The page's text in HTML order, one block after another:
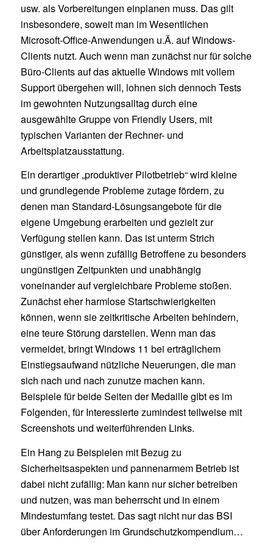
usw. als Vorbereitungen einplanen muss. Das gilt
insbesondere, soweit man im Wesentlichen
Microsoft-Office-Anwendungen u.Ä. auf Windows-
Clients nutzt. Auch wenn man zunächst nur für solche
Büro-Clients auf das aktuelle Windows mit vollem
Support übergehen will, lohnen sich dennoch Tests
im gewohnten Nutzungsalltag durch eine
ausgewählte Gruppe von Friendly Users, mit
typischen Varianten der Rechner- und
Arbeitsplatzausstattung.
Ein derartiger „produktiver Pilotbetrieb“ wird kleine
und grundlegende Probleme zutage fördern, zu
denen man Standard-Lösungsangebote für die
eigene Umgebung erarbeiten und gezielt zur
Verfügung stellen kann. Das ist unterm Strich
günstiger, als wenn zufällig Betroffene zu besonders
ungünstigen Zeitpunkten und unabhängig
voneinander auf vergleichbare Probleme stoßen.
Zunächst eher harmlose Startschwierigkeiten
können, wenn sie zeitkritische Arbeiten behindern,
eine teure Störung darstellen. Wenn man das
vermeidet, bringt Windows 11 bei erträglichem
Einstiegsaufwand nützliche Neuerungen, die man
sich nach und nach zunutze machen kann.
Beispiele für beide Seiten der Medaille gibt es im
Folgenden, für Interessierte zumindest teilweise mit
Screenshots und weiterführenden Links.
Ein Hang zu Beispielen mit Bezug zu
Sicherheitsaspekten und pannenarmem Betrieb ist
dabei nicht zufällig: Man kann nur sicher betreiben
und nutzen, was man beherrscht und in einem
Mindestumfang testet. Das sagt nicht nur das BSI
über Anforderungen im Grundschutzkompendium…